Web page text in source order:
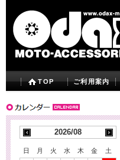
TOP ご利用案内
2026/08
日 月 火 水 木 金
土